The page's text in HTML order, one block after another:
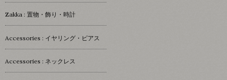
Zakka : 置物・飾り・時計
Accessories : イヤリング・ピアス
Accessories : ネックレス